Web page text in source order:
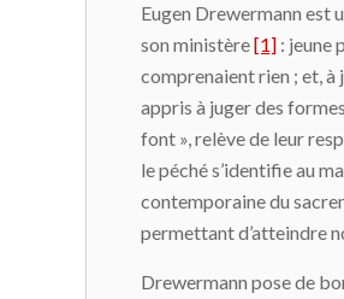
Eugen Drewermann est
son ministère[1] : jeune
comprenaient rien ; et, à
appris à juger des
font », relève de leur
le péché s’identifie au
contemporaine du
permettant d’atteindre
Drewermann pose de